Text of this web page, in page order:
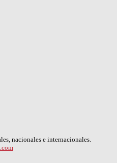
nacionales e internacionales.